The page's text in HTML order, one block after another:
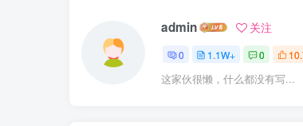
admin 关注
0 1.1W+ 0
这家伙很懒，什么都没有写...